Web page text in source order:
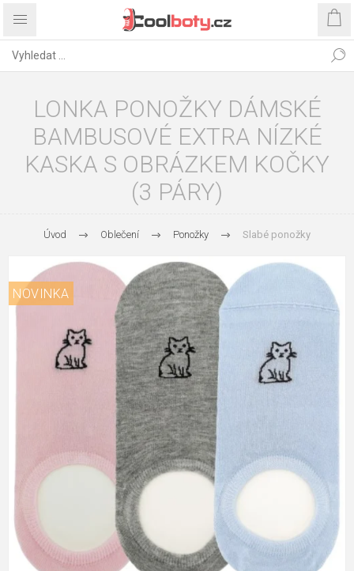
LONKA PONOŽKY DÁMSKÉ
BAMBUSOVÉ EXTRA NÍZKÉ
KASKA S OBRÁZKEM KOČKY
(3 PÁRY)
Úvod Oblečení Ponožky Slabé ponožky
NOVINKA